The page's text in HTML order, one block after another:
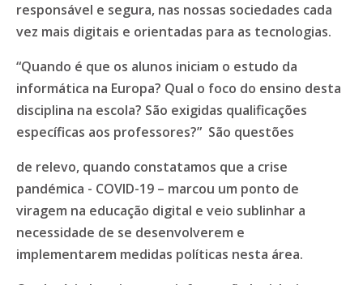
responsável e segura, nas nossas sociedades cada
vez mais digitais e orientadas para as tecnologias.
“Quando é que os alunos iniciam o estudo da
informática na Europa? Qual o foco do ensino desta
disciplina na escola? São exigidas qualificações
específicas aos professores?” São questões
de relevo, quando constatamos que a crise
pandémica - COVID-19 – marcou um ponto de
viragem na educação digital e veio sublinhar a
necessidade de se desenvolverem e
implementarem medidas políticas nesta área.